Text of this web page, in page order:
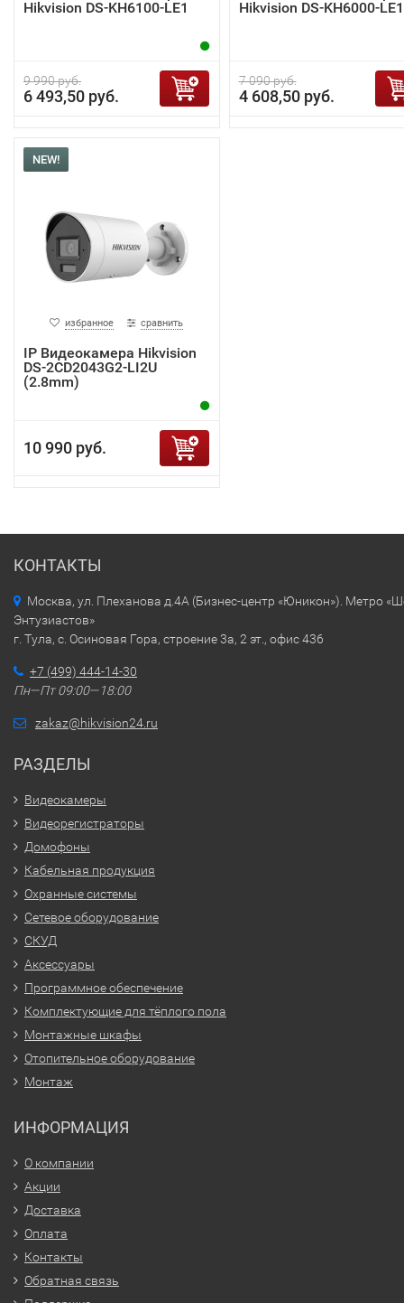
Hikvision DS-KH6100-LE1
9 990 руб.
6 493,50 руб.
Hikvision DS-KH6000-LE1
7 090 руб.
4 608,50 руб.
NEW!
избранное сравнить
IP Видеокамера Hikvision
DS-2CD2043G2-LI2U
(2.8mm)
10 990 руб.
КОНТАКТЫ
Москва, ул. Плеханова д.4А (Бизнес-центр «Юникон»). Метро
Энтузиастов»
г. Тула, с. Осиновая Гора, строение 3а, 2 эт., офис 436
+7 (499) 444-14-30
Пн—Пт 09:00—18:00
zakaz@hikvision24.ru
РАЗДЕЛЫ
Видеокамеры
Видеорегистраторы
Домофоны
Кабельная продукция
Охранные системы
Сетевое оборудование
СКУД
Аксессуары
Программное обеспечение
Комплектующие для тёплого пола
Монтажные шкафы
Отопительное оборудование
Монтаж
ИНФОРМАЦИЯ
О компании
Акции
Доставка
Оплата
Контакты
Обратная связь